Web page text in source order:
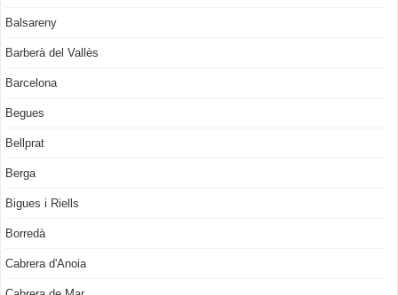
Balsareny
Barberà del Vallès
Barcelona
Begues
Bellprat
Berga
Bigues i Riells
Borredà
Cabrera d'Anoia